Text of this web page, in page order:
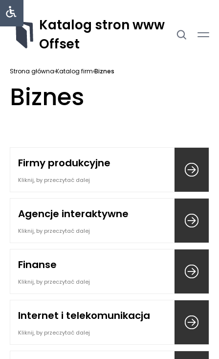
Katalog stron www
Offset
Strona główna›Katalog firm›Biznes
Biznes
Firmy produkcyjne
Kliknij, by przeczytać dalej
Agencje interaktywne
Kliknij, by przeczytać dalej
Finanse
Kliknij, by przeczytać dalej
Internet i telekomunikacja
Kliknij, by przeczytać dalej